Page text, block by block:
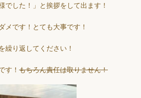
した！」と挨拶をして出ます！
です！とても大事です！
り返してください！
す！ もちろん責任は取りません！